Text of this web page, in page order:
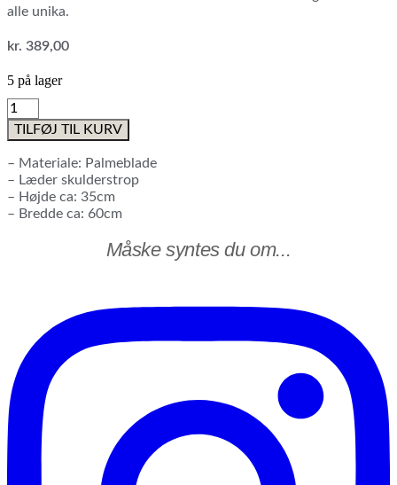
alle unika.
kr. 389,00
5 på lager
Sivtaske
i
guld
No1
antal
TILFØJ TIL KURV
– Materiale: Palmeblade
– Læder skulderstrop
– Højde ca: 35cm
– Bredde ca: 60cm
Måske syntes du om...